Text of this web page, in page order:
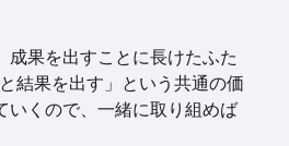
成果を出すことに長けたふた
結果を出す」という共通の価
いくので、一緒に取り組めば